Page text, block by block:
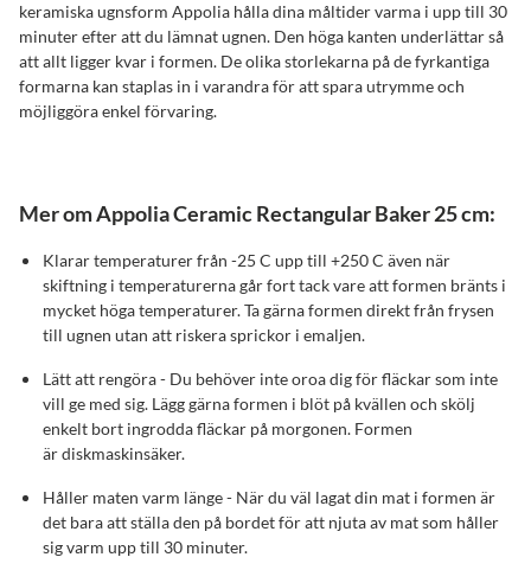
keramiska ugnsform Appolia hålla dina måltider varma i upp till 30
minuter efter att du lämnat ugnen. Den höga kanten underlättar så
att allt ligger kvar i formen. De olika storlekarna på de fyrkantiga
formarna kan staplas in i varandra för att spara utrymme och
möjliggöra enkel förvaring.
Mer om Appolia Ceramic Rectangular Baker 25 cm:
Klarar temperaturer från -25 C upp till +250 C även när
skiftning i temperaturerna går fort tack vare att formen bränts i
mycket höga temperaturer. Ta gärna formen direkt från frysen
till ugnen utan att riskera sprickor i emaljen.
Lätt att rengöra - Du behöver inte oroa dig för fläckar som inte
vill ge med sig. Lägg gärna formen i blöt på kvällen och skölj
enkelt bort ingrodda fläckar på morgonen. Formen
är diskmaskinsäker.
Håller maten varm länge - När du väl lagat din mat i formen är
det bara att ställa den på bordet för att njuta av mat som håller
sig varm upp till 30 minuter.